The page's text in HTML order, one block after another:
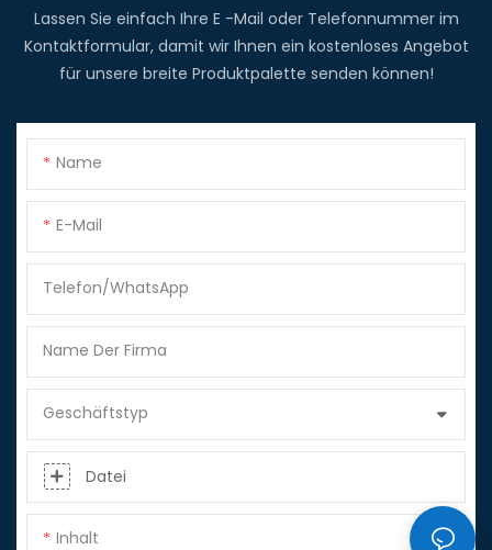
Lassen Sie einfach Ihre E -Mail oder Telefonnummer im
Kontaktformular, damit wir Ihnen ein kostenloses Angebot
für unsere breite Produktpalette senden können!
Name
E-Mail
Telefon/WhatsApp
Name Der Firma
Geschäftstyp
Datei
Inhalt